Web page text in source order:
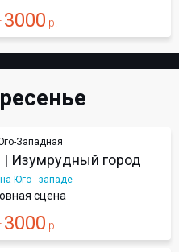
3000 р.
Западная
Изумрудный город
Юго - западе
сцена
3000 р.